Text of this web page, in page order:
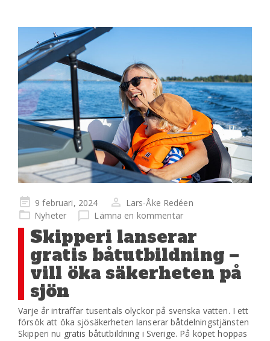
Publicerad
på
9 februari, 2024
Lars-Åke Redéen
Nyheter
Lämna en kommentar
Skipperi lanserar
gratis båtutbildning –
vill öka säkerheten på
sjön
Varje år inträffar tusentals olyckor på svenska vatten. I ett
försök att öka sjösäkerheten lanserar båtdelningstjänsten
Skipperi nu gratis båtutbildning i Sverige. På köpet hoppas